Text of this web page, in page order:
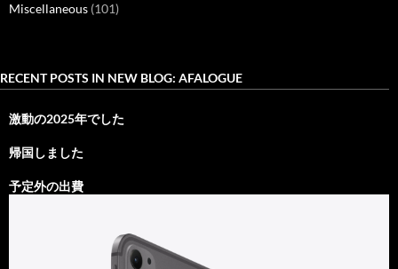
Miscellaneous (101)
RECENT POSTS IN NEW BLOG: AFALOGUE
激動の2025年でした
帰国しました
予定外の出費